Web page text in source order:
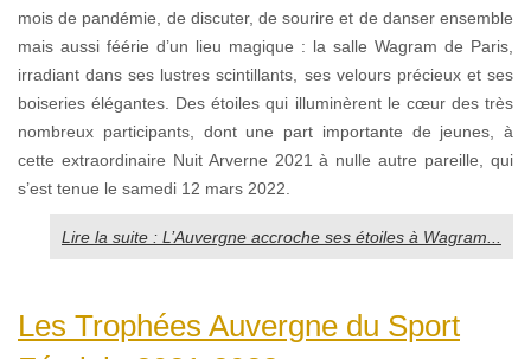
mois de pandémie, de discuter, de sourire et de danser ensemble
mais aussi féérie d’un lieu magique : la salle Wagram de Paris,
irradiant dans ses lustres scintillants, ses velours précieux et ses
boiseries élégantes. Des étoiles qui illuminèrent le cœur des très
nombreux participants, dont une part importante de jeunes, à
cette extraordinaire Nuit Arverne 2021 à nulle autre pareille, qui
s’est tenue le samedi 12 mars 2022.
Lire la suite : L’Auvergne accroche ses étoiles à Wagram...
Les Trophées Auvergne du Sport